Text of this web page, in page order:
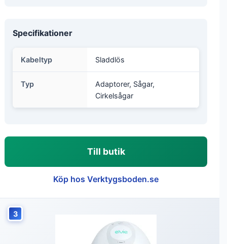
Specifikationer
Kabeltyp Sladdlös
Typ
Adaptorer, Sågar,
Cirkelsågar
Till butik
Köp hos Verktygsboden.se
3